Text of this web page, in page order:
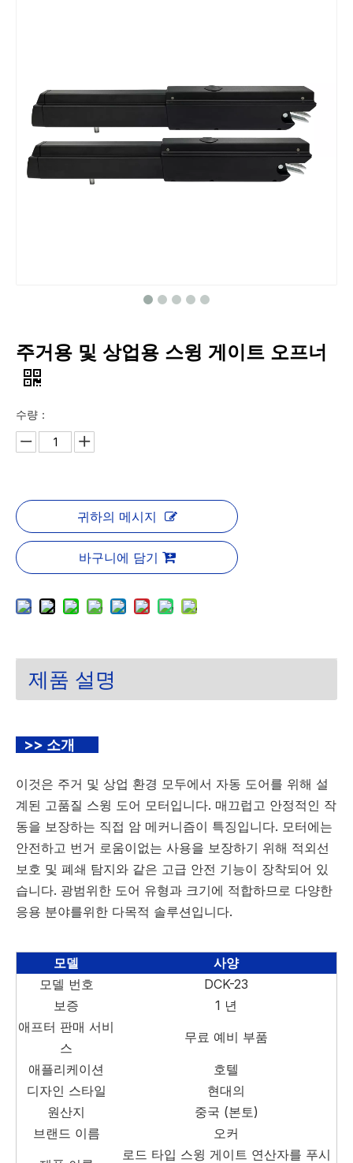
주거용 및 상업용 스윙 게이트 오프너
수량：
귀하의 메시지
바구니에 담기
제품 설명
>> 소개
이것은 주거 및 상업 환경 모두에서 자동 도어를 위해 설
계된 고품질 스윙 도어 모터입니다. 매끄럽고 안정적인 작
동을 보장하는 직접 암 메커니즘이 특징입니다. 모터에는
안전하고 번거 로움이없는 사용을 보장하기 위해 적외선
보호 및 폐쇄 탐지와 같은 고급 안전 기능이 장착되어 있
습니다. 광범위한 도어 유형과 크기에 적합하므로 다양한
응용 분야를위한 다목적 솔루션입니다.
모델
사양
모델 번호
DCK-23
보증
1 년
애프터 판매 서비
스
무료 예비 부품
애플리케이션
호텔
디자인 스타일
현대의
원산지
중국 (본토)
브랜드 이름
오커
로드 타입 스윙 게이트 연산자를 푸시